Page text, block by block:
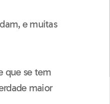
e muitas
que se tem
maior